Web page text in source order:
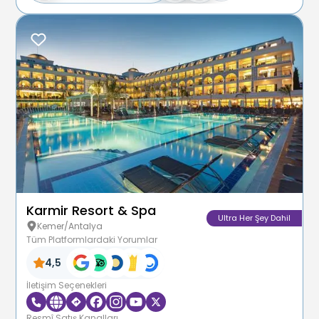
Karmir Resort & Spa
Kemer/Antalya
Ultra Her Şey Dahil
Tüm Platformlardaki Yorumlar
4,5
İletişim Seçenekleri